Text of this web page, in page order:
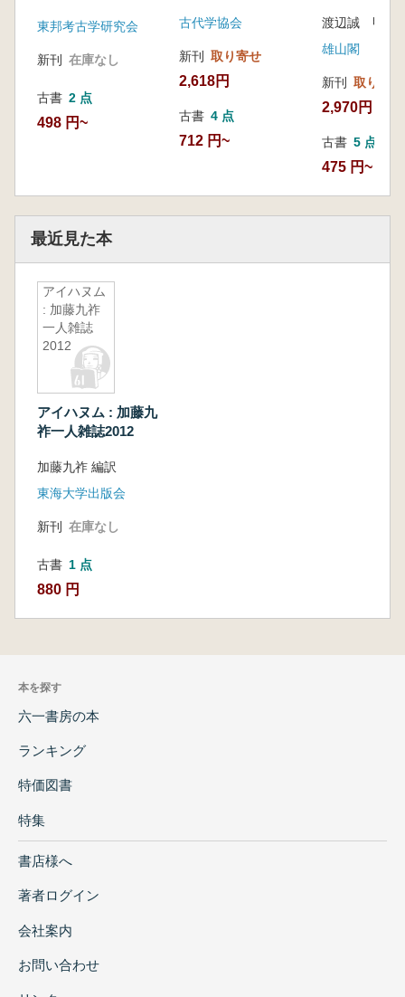
東邦考古学研究会
新刊 在庫なし
古書 2 点
498 円~
古代学協会
新刊 取り寄せ
2,618円
古書 4 点
712 円~
渡辺誠 甲元
雄山閣
新刊 取り寄せ
2,970円
古書 5 点
475 円~
最近見た本
アイハヌム
: 加藤九祚
一人雑誌
2012
アイハヌム : 加藤九
祚一人雑誌2012
加藤九祚 編訳
東海大学出版会
新刊 在庫なし
古書 1 点
880 円
本を探す
六一書房の本
ランキング
特価図書
特集
書店様へ
著者ログイン
会社案内
お問い合わせ